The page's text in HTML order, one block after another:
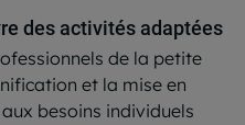
des activités adaptées
de la petite
et la mise en
besoins individuels